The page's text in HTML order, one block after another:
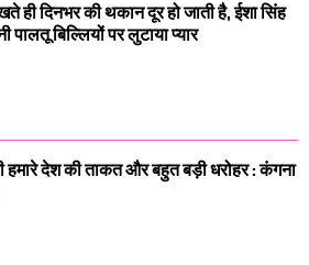
ही दिनभर की थकान दूर हो जाती है, ईशा सिंह
पालतू बिल्लियों पर लुटाया प्यार
हमारे देश की ताकत और बहुत बड़ी धरोहर : कंगना